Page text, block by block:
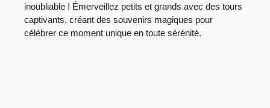
inoubliable ! Émerveillez petits et grands avec des tours
captivants, créant des souvenirs magiques pour
célébrer ce moment unique en toute sérénité.